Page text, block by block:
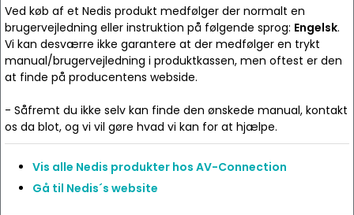
Ved køb af et Nedis produkt medfølger der normalt en
brugervejledning eller instruktion på følgende sprog: Engelsk.
Vi kan desværre ikke garantere at der medfølger en trykt
manual/brugervejledning i produktkassen, men oftest er den
at finde på producentens webside.
- Såfremt du ikke selv kan finde den ønskede manual, kontakt
os da blot, og vi vil gøre hvad vi kan for at hjælpe.
Vis alle Nedis produkter hos AV-Connection
Gå til Nedis´s website